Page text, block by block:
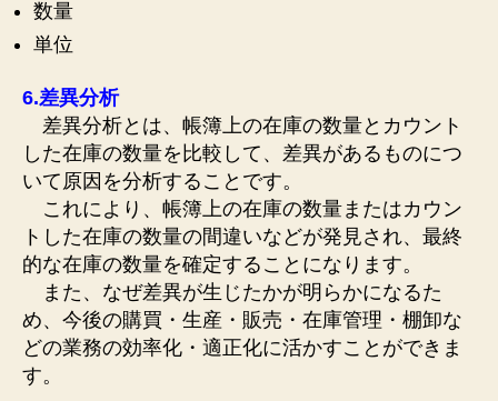
数量
単位
6.差異分析
差異分析とは、帳簿上の在庫の数量とカウント
した在庫の数量を比較して、差異があるものにつ
いて原因を分析することです。
これにより、帳簿上の在庫の数量またはカウン
トした在庫の数量の間違いなどが発見され、最終
的な在庫の数量を確定することになります。
また、なぜ差異が生じたかが明らかになるた
め、今後の購買・生産・販売・在庫管理・棚卸な
どの業務の効率化・適正化に活かすことができま
す。